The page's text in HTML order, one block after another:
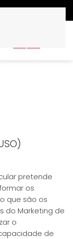
pretende
os
que são os
do Marketing de
o
de